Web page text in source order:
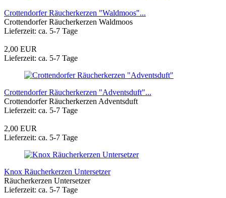
Crottendorfer Räucherkerzen "Waldmoos"...
Crottendorfer Räucherkerzen Waldmoos
Lieferzeit: ca. 5-7 Tage
2,00 EUR
Lieferzeit: ca. 5-7 Tage
Crottendorfer Räucherkerzen "Adventsduft"...
Crottendorfer Räucherkerzen Adventsduft
Lieferzeit: ca. 5-7 Tage
2,00 EUR
Lieferzeit: ca. 5-7 Tage
Knox Räucherkerzen Untersetzer
Räucherkerzen Untersetzer
Lieferzeit: ca. 5-7 Tage